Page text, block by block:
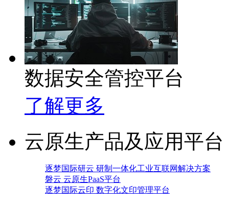
数据安全管控平台
了解更多
云原生产品及应用平台
逐梦国际研云 研制一体化工业互联网解决方案
磐云 云原生PaaS平台
逐梦国际云印 数字化文印管理平台